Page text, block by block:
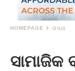
HOMEPAGE ରାଜ୍ୟ